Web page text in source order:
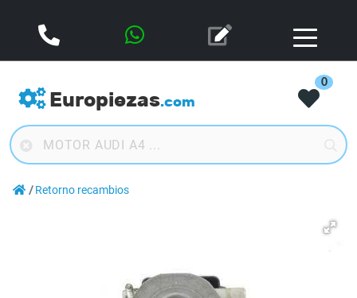
Europiezas.com
0
Retorno recambios